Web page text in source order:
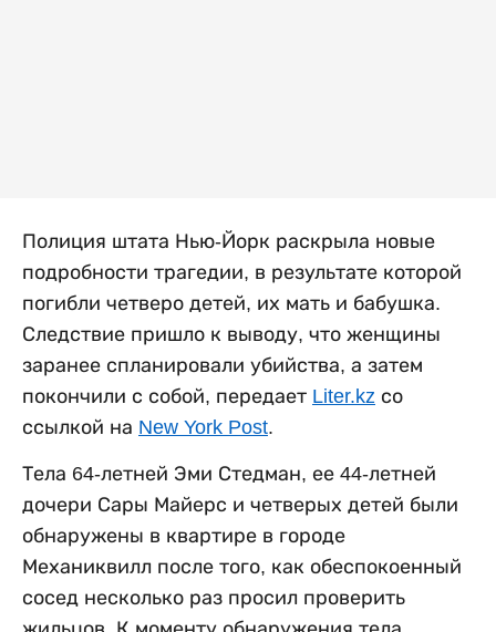
Полиция штата Нью-Йорк раскрыла новые
подробности трагедии, в результате которой
погибли четверо детей, их мать и бабушка.
Следствие пришло к выводу, что женщины
заранее спланировали убийства, а затем
покончили с собой, передает Liter.kz со
ссылкой на New York Post.
Тела 64-летней Эми Стедман, ее 44-летней
дочери Сары Майерс и четверых детей были
обнаружены в квартире в городе
Механиквилл после того, как обеспокоенный
сосед несколько раз просил проверить